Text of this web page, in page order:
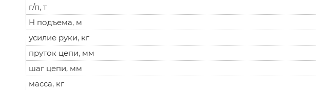
г/п, т
H подъема, м
усилие руки, кг
пруток цепи, мм
шаг цепи, мм
масса, кг